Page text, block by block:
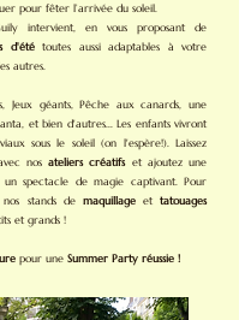
pour fêter l’arrivée du soleil.
intervient, en vous proposant de
d'ététoutes aussi adaptables à votre
autres.
Jeux géants, Pêche aux canards, une
et bien d'autres... Les enfants vivront
sous le soleil (on l'espère!). Laissez
nos ateliers créatifset ajoutez une
spectacle de magie captivant. Pour
stands de maquillageettatouages
et grands !
pour une Summer Party réussie !